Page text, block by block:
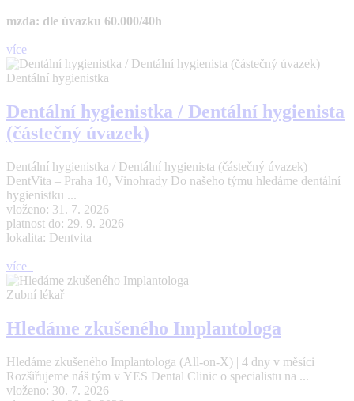
mzda: dle úvazku 60.000/40h
více
Dentální hygienistka
Dentální hygienistka / Dentální hygienista
(částečný úvazek)
Dentální hygienistka / Dentální hygienista (částečný úvazek)
DentVita – Praha 10, Vinohrady Do našeho týmu hledáme dentální
hygienistku ...
vloženo: 31. 7. 2026
platnost do: 29. 9. 2026
lokalita: Dentvita
více
Zubní lékař
Hledáme zkušeného Implantologa
Hledáme zkušeného Implantologa (All-on-X) | 4 dny v měsíci
Rozšiřujeme náš tým v YES Dental Clinic o specialistu na ...
vloženo: 30. 7. 2026